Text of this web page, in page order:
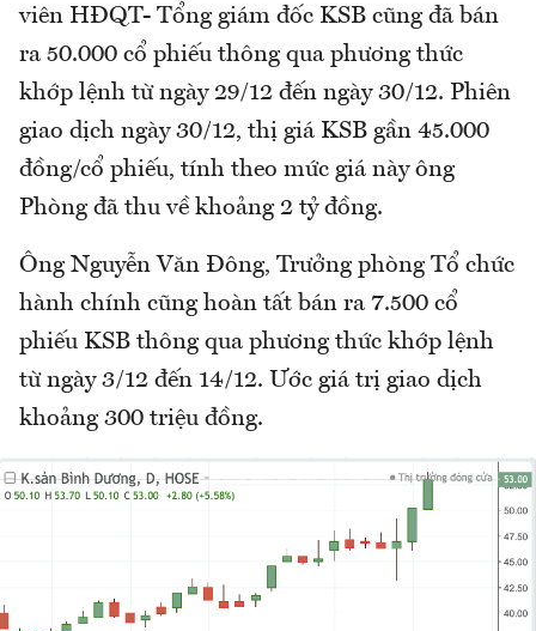
viên HĐQT- Tổng giám đốc KSB cũng đã bán
ra 50.000 cổ phiếu thông qua phương thức
khớp lệnh từ ngày 29/12 đến ngày 30/12. Phiên
giao dịch ngày 30/12, thị giá KSB gần 45.000
đồng/cổ phiếu, tính theo mức giá này ông
Phòng đã thu về khoảng 2 tỷ đồng.
Ông Nguyễn Văn Đông, Trưởng phòng Tổ chức
hành chính cũng hoàn tất bán ra 7.500 cổ
phiếu KSB thông qua phương thức khớp lệnh
từ ngày 3/12 đến 14/12. Ước giá trị giao dịch
khoảng 300 triệu đồng.